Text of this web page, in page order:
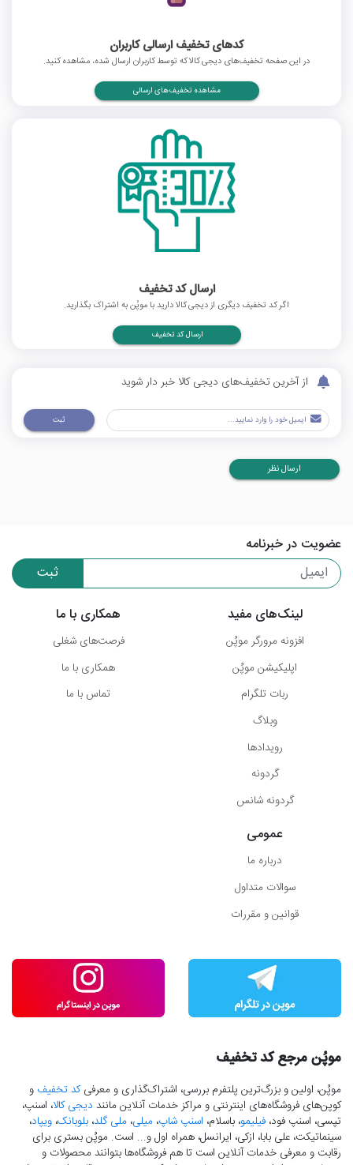
کدهای تخفیف ارسالی کاربران
در این صفحه تخفیف‌های دیجی کالا که توسط کاربران ارسال شده، مشاهده کنید.
مشاهده تخفیف‌های ارسالی
ارسال کد تخفیف
اگر کد تخفیف دیگری از دیجی کالا دارید با موپُن به اشتراک بگذارید.
ارسال کد تخفیف
از آخرین تخفیف‌های دیجی کالا خبر دار شوید
ثبت
ارسال نظر
عضویت در خبرنامه
ثبت
لینک‌های مفید
افزونه مرورگر موپُن
اپلیکیشن موپُن
ربات تلگرام
وبلاگ
رویدادها
گردونه
گردونه شانس
همکاری با ما
فرصت‌های شغلی
همکاری با ما
تماس با ما
عمومی
درباره ما
سوالات متداول
قوانین و مقررات
موپُن مرجع کد تخفیف
موپُن، اولین و بزرگ‌ترین پلتفرم بررسی، اشتراک‌گذاری و معرفیکد تخفیف و
کوپن‌های فروشگاه‌های اینترنتی و مراکز خدمات آنلاین مانند دیجی کالا، اسنپ،
تپسی، اسنپ فود، فیلیمو، باسلام، اسنپ شاپ، میلی، ملی گلد، بلوبانک، ویپاد،
سینماتیکت، علی بابا، ازکی، ایرانسل، همراه اول و... است. موپُن بستری برای
رقابت و معرفی خدمات آنلاین است تا هم فروشگاه‌ها بتوانند محصولات و